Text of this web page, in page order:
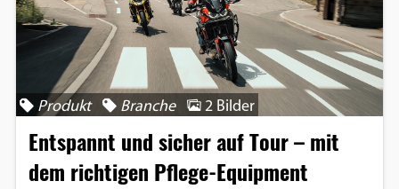
Produkt Branche 2 Bilder
Entspannt und sicher auf Tour – mit
dem richtigen Pflege-Equipment